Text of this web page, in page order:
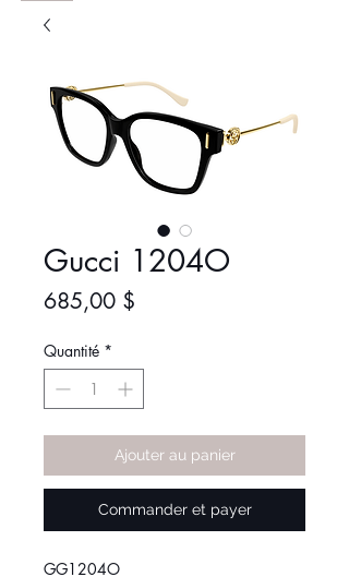
Gucci 1204O
685,00 $
Quantité *
Ajouter au panier
Commander et payer
GG1204O